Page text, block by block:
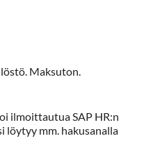
Maksuton.
ilmoittautua SAP HR:n
löytyy mm. hakusanalla